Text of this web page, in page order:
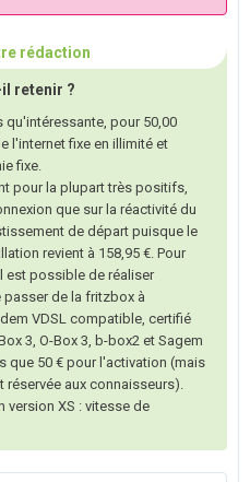
rédaction
retenir ?
pour 50,00
l'internet fixe en illimité et
fixe.
pour la plupart très positifs,
que sur la réactivité du
de départ puisque le
revient à 158,95 €. Pour
est possible de réaliser
passer de la fritzbox à
VDSL compatible, certifié
3, O-Box 3, b-box2 et Sagem
que 50 € pour l'activation (mais
aux connaisseurs).
version XS : vitesse de